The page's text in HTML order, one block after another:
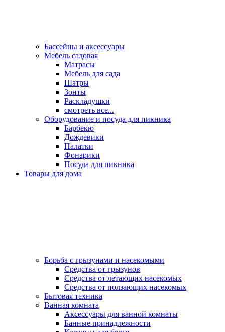
Бассейны и аксессуары
Мебель садовая
Матрасы
Мебель для сада
Шатры
Зонты
Раскладушки
смотреть все...
Оборудование и посуда для пикника
Барбекю
Дождевики
Палатки
Фонарики
Посуда для пикника
Товары для дома
Борьба с грызунами и насекомыми
Средства от грызунов
Средства от летающих насекомых
Средства от ползающих насекомых
Бытовая техника
Ванная комната
Аксессуары для ванной комнаты
Банные принадлежности